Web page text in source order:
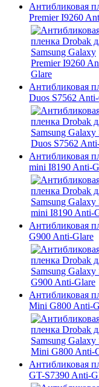
Антибликовая
Premier I9260
Антибликовая
Duos S7562
Антибликовая
mini I8190 Anti-
Антибликовая
G900 Anti-Glare
Антибликовая
Mini G800 Anti-
Антибликовая
GT-S7390 Anti-